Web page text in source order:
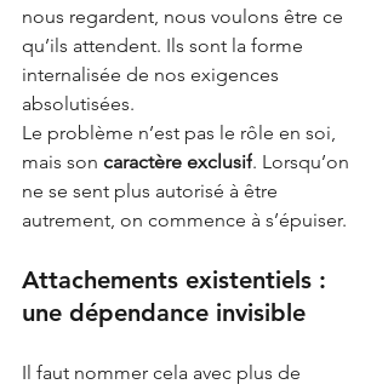
nous regardent, nous voulons être ce
qu’ils attendent. Ils sont la forme
internalisée de nos exigences
absolutisées.
Le problème n’est pas le rôle en soi,
mais son caractère exclusif. Lorsqu’on
ne se sent plus autorisé à être
autrement, on commence à s’épuiser.
Attachements existentiels :
une dépendance invisible
Il faut nommer cela avec plus de